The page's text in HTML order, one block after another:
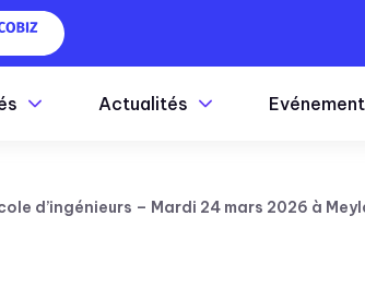
Actualités
d’ingénieurs – Mardi 24 mars 2026 à